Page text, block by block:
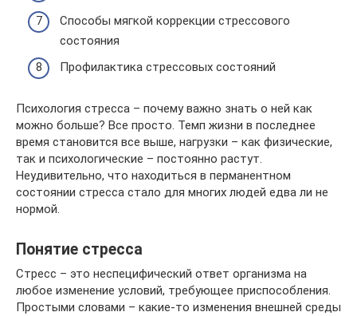
Способы мягкой коррекции стрессового
состояния
Профилактика стрессовых состояний
Психология стресса – почему важно знать о ней как
можно больше? Все просто. Темп жизни в последнее
время становится все выше, нагрузки – как физические,
так и психологические – постоянно растут.
Неудивительно, что находиться в перманентном
состоянии стресса стало для многих людей едва ли не
нормой.
Понятие стресса
Стресс – это неспецифический ответ организма на
любое изменение условий, требующее приспособления.
Простыми словами – какие-то изменения внешней среды